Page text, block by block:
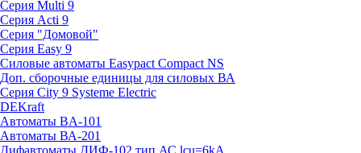
Серия Multi 9
Серия Acti 9
Серия "Домовой"
Серия Easy 9
Силовые автоматы Easypact Compact NS
Доп. сборочные единицы для силовых ВА
Серия City 9 Systeme Electric
DEKraft
Автоматы BA-101
Автоматы ВА-201
Дифавтоматы ДИФ-102 тип АС lcu=6kA